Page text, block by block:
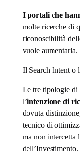
I portali che
molte ricerche di
riconoscibilità
vuole aumentarla.
Il Search Intent o
Le tre tipologie di
l’intenzione di
dovuta
tecnico di
ma non intercetta
dell’Investimento.